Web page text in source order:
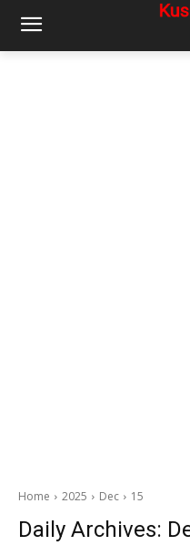
Home 2025 Dec 15
Daily Archives: